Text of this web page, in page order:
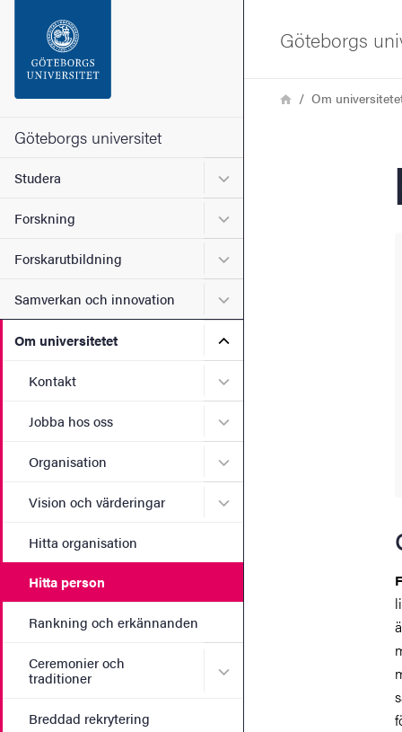
Sidfoten
Om webbplatsen
Göteborgs universitet
Studera Undermeny för Studera
Forskning Undermeny för Forskning
Forskarutbildning Undermeny för
Samverkan och innovation Undermeny för Samverkan
Om universitetet Undermeny för Om
Kontakt Undermeny för Kontakt
Jobba hos oss Undermeny för Jobba hos
Organisation Undermeny för Organisation
Vision och värderingar Undermeny för Vision och
Hitta organisation
Hitta person
Rankning och erkännanden
Ceremonier och
traditioner
Undermeny för
Breddad rekrytering
Göteborgs
LänkstigHemOm